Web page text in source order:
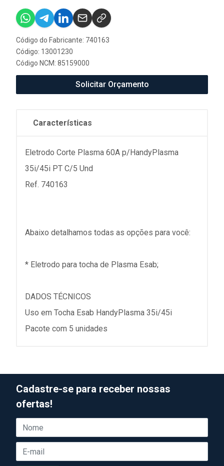
Código do Fabricante: 740163
Código: 13001230
Código NCM: 85159000
Solicitar Orçamento
Características
Eletrodo Corte Plasma 60A p/HandyPlasma
35i/45i PT C/5 Und
Ref. 740163
Abaixo detalhamos todas as opções para você:
* Eletrodo para tocha de Plasma Esab;
DADOS TÉCNICOS
Uso em Tocha Esab HandyPlasma 35i/45i
Pacote com 5 unidades
Cadastre-se para receber nossas
ofertas!